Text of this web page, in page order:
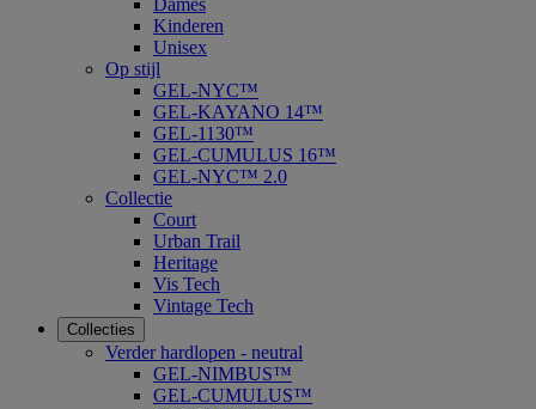
Dames
Kinderen
Unisex
Op stijl
GEL-NYC™
GEL-KAYANO 14™
GEL-1130™
GEL-CUMULUS 16™
GEL-NYC™ 2.0
Collectie
Court
Urban Trail
Heritage
Vis Tech
Vintage Tech
Collecties
Verder hardlopen - neutral
GEL-NIMBUS™
GEL-CUMULUS™